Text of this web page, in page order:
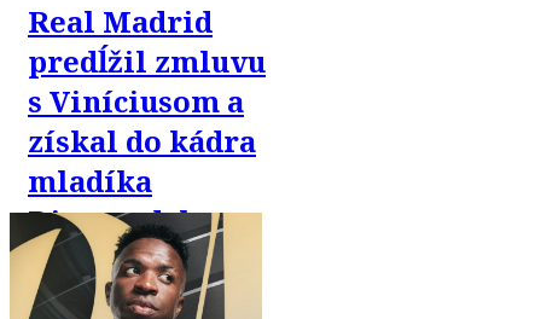
Real Madrid
predĺžil zmluvu
s Viníciusom a
získal do kádra
mladíka
Diomandeho